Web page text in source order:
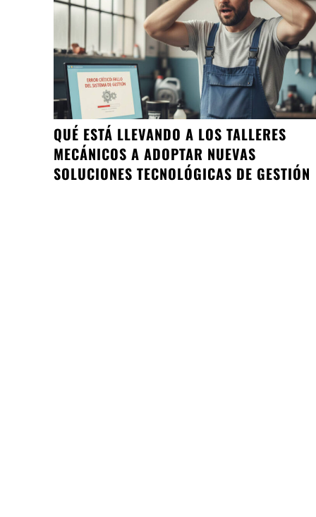
QUÉ ESTÁ LLEVANDO A LOS TALLERES
MECÁNICOS A ADOPTAR NUEVAS
SOLUCIONES TECNOLÓGICAS DE GESTIÓN